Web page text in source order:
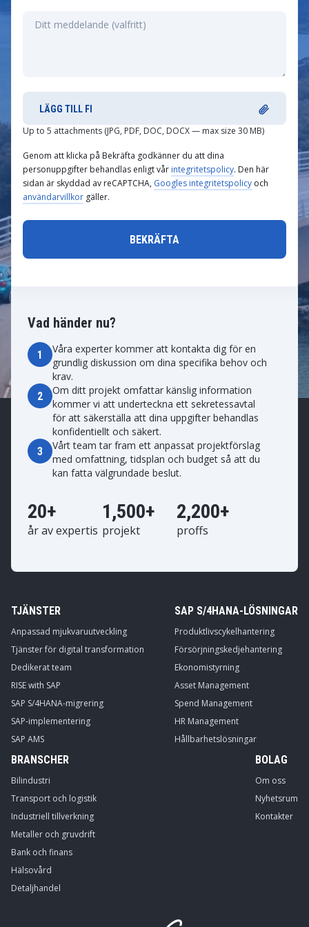
Vad händer nu?
1
Våra experter kommer att kontakta dig för en
grundlig diskussion om dina specifika behov och
krav.
2
Om ditt projekt omfattar känslig information
kommer vi att underteckna ett sekretessavtal
för att säkerställa att dina uppgifter behandlas
konfidentiellt och säkert.
3
Vårt team tar fram ett anpassat projektförslag
med omfattning, tidsplan och budget så att du
kan fatta välgrundade beslut.
20+
år av expertis
1,500+
projekt
2,200+
proffs
LÄGG TILL FI
Up to 5 attachments (JPG, PDF, DOC, DOCX — max size 30 MB)
Genom att klicka på Bekräfta godkänner du att dina
personuppgifter behandlas enligt vår integritetspolicy. Den här
sidan är skyddad av reCAPTCHA, Googles integritetspolicy och
användarvillkor gäller.
TJÄNSTER
Anpassad mjukvaruutveckling
Tjänster för digital transformation
Dedikerat team
RISE with SAP
SAP S/4HANA-migrering
SAP-implementering
SAP AMS
SAP S/4HANA-LÖSNINGAR
Produktlivscykelhantering
Försörjningskedjehantering
Ekonomistyrning
Asset Management
Spend Management
HR Management
Hållbarhetslösningar
BRANSCHER
Bilindustri
Transport och logistik
Industriell tillverkning
Metaller och gruvdrift
Bank och finans
Hälsovård
Detaljhandel
BOLAG
Om oss
Nyhetsrum
Kontakter